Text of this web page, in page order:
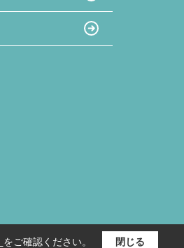
をご確認ください。 閉じる